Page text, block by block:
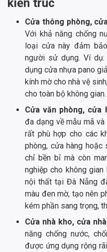
kiến trúc
Cửa thông phòng,
Với khả năng chống
loại cửa này đảm
người sử dụng. Ví
dụng cửa nhựa pano
kính mờ cho nhà vệ
cho toàn bộ không gian.
Cửa văn phòng, cửa
đa dạng về mẫu mã và
rất phù hợp cho các
phòng, cửa hàng hoặc
chỉ bền bỉ mà còn
nghiệp cho không
nội thất tại Đà Nẵng
màu đen mờ, tạo nên
kém phần sang trọng,
Cửa nhà kho, cửa
năng chống nước,
được ứng dụng rộng